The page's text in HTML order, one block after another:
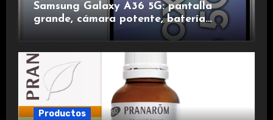
Samsung Galaxy A36 5G: pantalla
grande, cámara potente, batería
duradera y carga rápida para una
Productos